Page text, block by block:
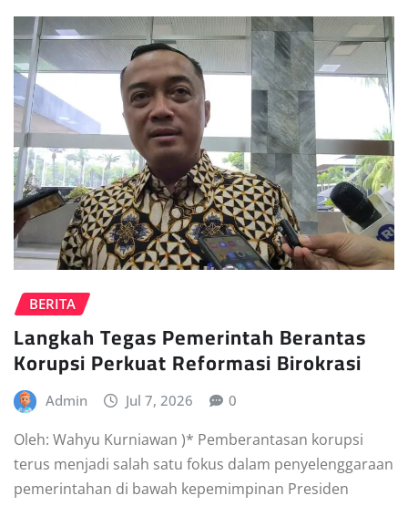
BERITA
Langkah Tegas Pemerintah Berantas
Korupsi Perkuat Reformasi Birokrasi
Admin Jul 7, 2026 0
Oleh: Wahyu Kurniawan )* Pemberantasan korupsi
terus menjadi salah satu fokus dalam penyelenggaraan
pemerintahan di bawah kepemimpinan Presiden